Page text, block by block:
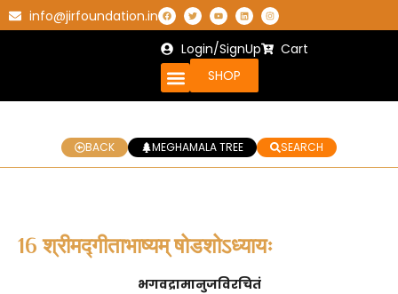
info@jirfoundation.in
Login/SignUp
Cart
SHOP
BACK MEGHAMALA TREE SEARCH
16 श्रीमद्गीताभाष्यम् षोडशोऽध्यायः
भगवद्रामानुजविरचितं